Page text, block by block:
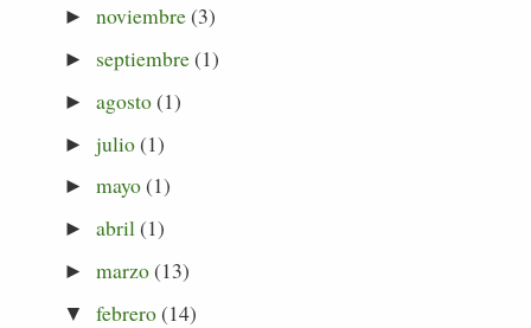
► noviembre(3)
► septiembre(1)
► agosto(1)
► julio(1)
► mayo(1)
► abril(1)
► marzo(13)
▼ febrero(14)